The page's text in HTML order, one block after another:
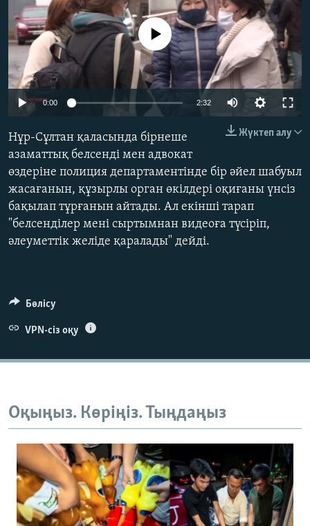
ЖАЗЫЛЫҢЫЗ
Басқа тілдерде
240p
No media source currently available
0:00 2:32
480p
1080p
Жүктеп алу
Нұр-Сұлтан қаласында бірнеше
азаматтық белсенді мен адвокат
өздеріне полиция департаментінде бір әйел шабуыл
жасағанын, құзырлы орган өкілдері оқиғаны үнсіз
бақылап тұрғанын айтады. Ал екінші тарап
"белсенділер мені сыртымнан видеоға түсіріп,
әлеуметтік желіде қаралады" дейді.
Бөлісу
VPN-сіз оқу
Оқыңыз. Көріңіз. Тыңдаңыз